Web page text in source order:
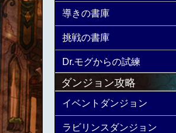
導きの書庫
挑戦の書庫
Dr.モグからの試練
ダンジョン攻略
イベントダンジョン
ラビリンスダンジョン